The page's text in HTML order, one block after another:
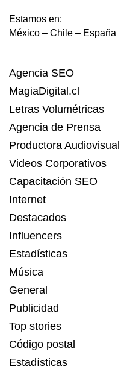
Estamos en:
México – Chile – España
Agencia SEO
MagiaDigital.cl
Letras Volumétricas
Agencia de Prensa
Productora Audiovisual
Videos Corporativos
Capacitación SEO
Internet
Destacados
Influencers
Estadísticas
Música
General
Publicidad
Top stories
Código postal
Estadísticas